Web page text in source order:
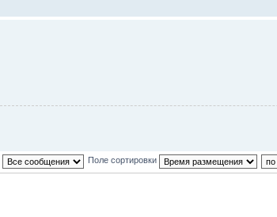
Поле сортировки